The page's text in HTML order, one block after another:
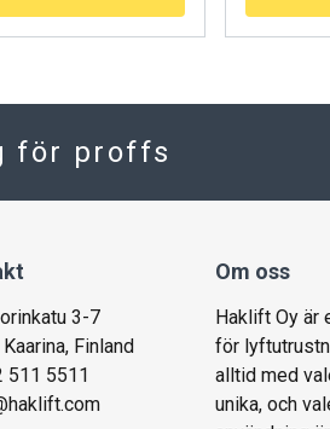
för proffs
3-7
Finland
511 5511
Om oss
Haklift Oy är
för
alltid med
unika, och